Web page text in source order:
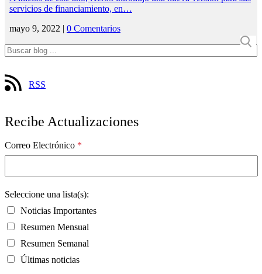
servicios de financiamiento, en…
mayo 9, 2022 | 0 Comentarios
RSS
Recibe Actualizaciones
Correo Electrónico *
Seleccione una lista(s):
Noticias Importantes
Resumen Mensual
Resumen Semanal
Últimas noticias